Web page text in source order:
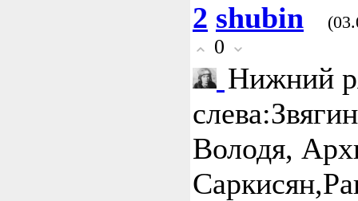
2 shubin
0
Нижний
Володя,